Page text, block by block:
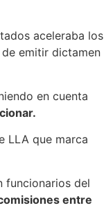
aceleraba los
emitir dictamen
en cuenta
LLA que marca
funcionarios del
entre